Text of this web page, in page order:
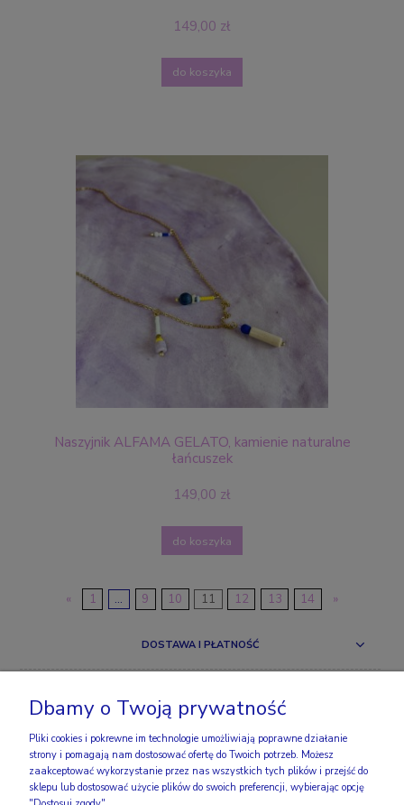
149,00 zł
do koszyka
Naszyjnik ALFAMA GELATO, kamienie naturalne
łańcuszek
149,00 zł
do koszyka
« 1 ... 9 10 11 12 13 14 »
DOSTAWA I PŁATNOŚĆ
OBSERWUJ NAS
INFO
Dbamy o Twoją prywatność
Pliki cookies i pokrewne im technologie umożliwiają poprawne działanie
strony i pomagają nam dostosować ofertę do Twoich potrzeb. Możesz
zaakceptować wykorzystanie przez nas wszystkich tych plików i przejść do
sklepu lub dostosować użycie plików do swoich preferencji, wybierając opcję